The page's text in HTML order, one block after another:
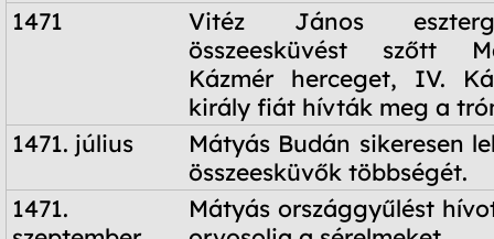
1471
Vitéz János
összeesküvést szőtt
Kázmér herceget, IV.
király fiát hívták meg a
1471. július
Mátyás Budán sikeresen
összeesküvők többségét.
1471.
Mátyás országgyűlést